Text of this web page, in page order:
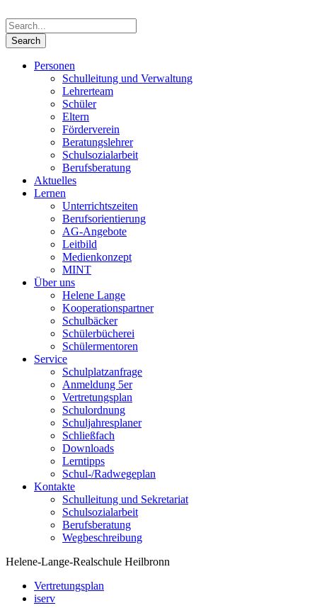
Personen
Schulleitung und Verwaltung
Lehrerteam
Schüler
Eltern
Förderverein
Beratungslehrer
Schulsozialarbeit
Berufsberatung
Aktuelles
Lernen
Unterrichtszeiten
Berufsorientierung
AG-Angebote
Leitbild
Medienkonzept
MINT
Über uns
Helene Lange
Kooperationspartner
Schulbäcker
Schülerbücherei
Schülermentoren
Service
Schulplatzanfrage
Anmeldung 5er
Vertretungsplan
Schulordnung
Schuljahresplaner
Schließfach
Downloads
Lerntipps
Schul-/Radwegeplan
Kontakte
Schulleitung und Sekretariat
Schulsozialarbeit
Berufsberatung
Wegbeschreibung
Helene-Lange-Realschule Heilbronn
Vertretungsplan
iserv